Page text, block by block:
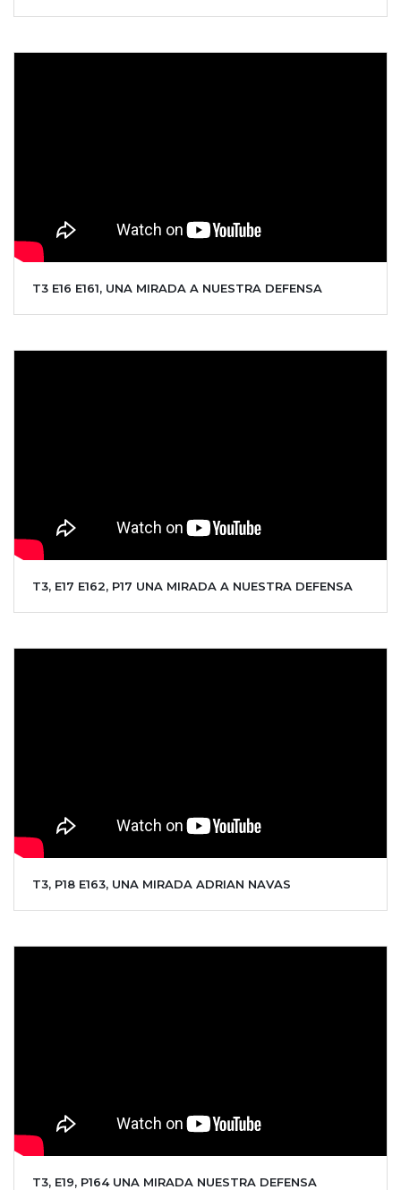
T3 E16 E161, UNA MIRADA A NUESTRA DEFENSA
T3, E17 E162, P17 UNA MIRADA A NUESTRA DEFENSA
T3, P18 E163, UNA MIRADA ADRIAN NAVAS
T3, E19, P164 UNA MIRADA NUESTRA DEFENSA